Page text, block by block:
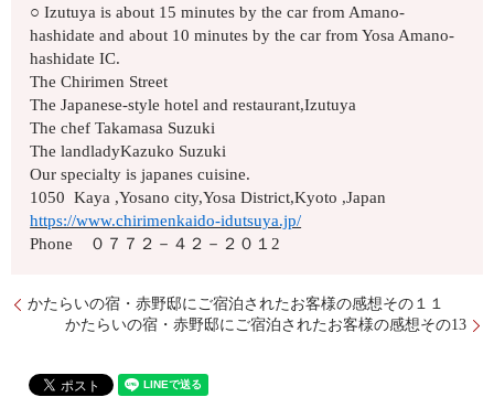
○ Izutuya is about 15 minutes by the car from Amano-
hashidate and about 10 minutes by the car from Yosa Amano-
hashidate IC.
The Chirimen Street
The Japanese-style hotel and restaurant,Izutuya
The chef Takamasa Suzuki
The landladyKazuko Suzuki
Our specialty is japanes cuisine.
1050 Kaya ,Yosano city,Yosa District,Kyoto ,Japan
https://www.chirimenkaido-idutsuya.jp/
Phone ０７７２－４２－２０１2
かたらいの宿・赤野邸にご宿泊されたお客様の感想その１１
かたらいの宿・赤野邸にご宿泊されたお客様の感想その13